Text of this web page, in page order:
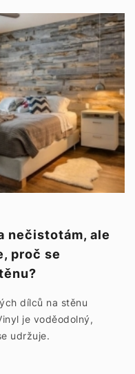
nečistotám, ale
proč se
dílců na stěnu
je voděodolný,
udržuje.